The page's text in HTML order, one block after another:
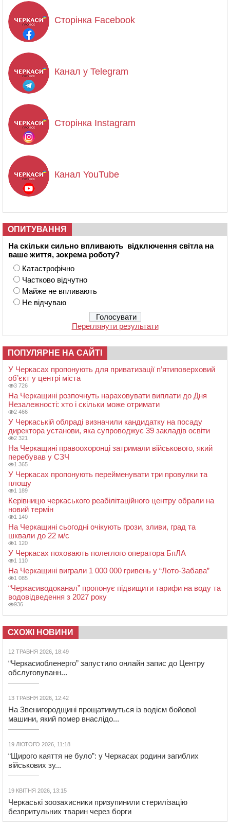
Сторінка Facebook
Канал у Telegram
Сторінка Instagram
Канал YouTube
ОПИТУВАННЯ
На скільки сильно впливають відключення світла на
ваше життя, зокрема роботу?
Катастрофічно
Частково відчутно
Майже не впливають
Не відчуваю
Переглянути результати
ПОПУЛЯРНЕ НА САЙТІ
У Черкасах пропонують для приватизації п’ятиповерховий
об’єкт у центрі міста
3 726
На Черкащині розпочнуть нараховувати виплати до Дня
Незалежності: хто і скільки може отримати
2 466
У Черкаській облраді визначили кандидатку на посаду
директора установи, яка супроводжує 39 закладів освіти
2 321
На Черкащині правоохоронці затримали військового, який
перебував у СЗЧ
1 365
У Черкасах пропонують перейменувати три провулки та
площу
1 189
Керівницю черкаського реабілітаційного центру обрали на
новий термін
1 140
На Черкащині сьогодні очікують грози, зливи, град та
шквали до 22 м/с
1 120
У Черкасах поховають полеглого оператора БпЛА
1 110
На Черкащині виграли 1 000 000 гривень у “Лото-Забава”
1 085
“Черкасиводоканал” пропонує підвищити тарифи на воду та
водовідведення з 2027 року
936
СХОЖІ НОВИНИ
12 ТРАВНЯ 2026, 18:49
“Черкасиобленерго” запустило онлайн запис до Центру
обслуговуванн...
13 ТРАВНЯ 2026, 12:42
На Звенигородщині прощатимуться із водієм бойової
машини, який помер внаслідо...
19 ЛЮТОГО 2026, 11:18
“Щирого каяття не було”: у Черкасах родини загиблих
військових зу...
19 КВІТНЯ 2026, 13:15
Черкаські зоозахисники призупинили стерилізацію
безпритульних тварин через борги